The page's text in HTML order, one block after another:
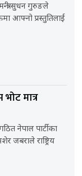
सुधन गुरुङले
आफ्नो प्रस्तुतिलाई
मात्र
नेपाल पार्टीका
जबराले राष्ट्रिय